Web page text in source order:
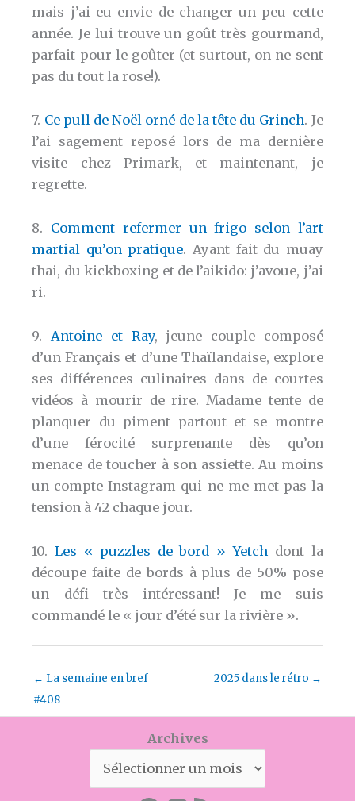
mais j’ai eu envie de changer un peu cette
année. Je lui trouve un goût très gourmand,
parfait pour le goûter (et surtout, on ne sent
pas du tout la rose!).
7. Ce pull de Noël orné de la tête du Grinch. Je
l’ai sagement reposé lors de ma dernière
visite chez Primark, et maintenant, je
regrette.
8. Comment refermer un frigo selon l’art
martial qu’on pratique. Ayant fait du muay
thai, du kickboxing et de l’aikido: j’avoue, j’ai
ri.
9. Antoine et Ray, jeune couple composé
d’un Français et d’une Thaïlandaise, explore
ses différences culinaires dans de courtes
vidéos à mourir de rire. Madame tente de
planquer du piment partout et se montre
d’une férocité surprenante dès qu’on
menace de toucher à son assiette. Au moins
un compte Instagram qui ne me met pas la
tension à 42 chaque jour.
10.Les « puzzles de bord » Yetch dont la
découpe faite de bords à plus de 50% pose
un défi très intéressant! Je me suis
commandé le « jour d’été sur la rivière ».
← La semaine en bref
#408
2025 dans le rétro →
Archives